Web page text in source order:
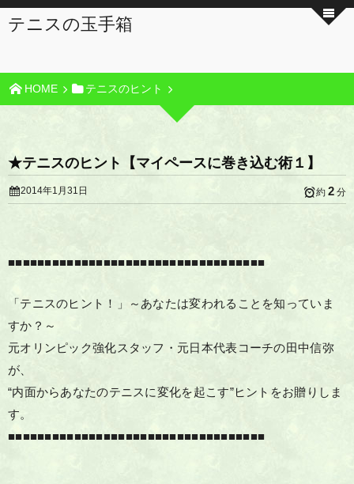
テニスの玉手箱
HOME テニスのヒント
★テニスのヒント【マイペースに巻き込む術１】
2014年1月31日 約 2 分
■■■■■■■■■■■■■■■■■■■■■■■■■■■■■■■■■■■
「テニスのヒント！」～あなたは変われることを知っていま
すか？～
元オリンピック強化スタッフ・元日本代表コーチの田中信弥
が、
“内面からあなたのテニスに変化を起こす”ヒントをお贈りしま
す。
■■■■■■■■■■■■■■■■■■■■■■■■■■■■■■■■■■■